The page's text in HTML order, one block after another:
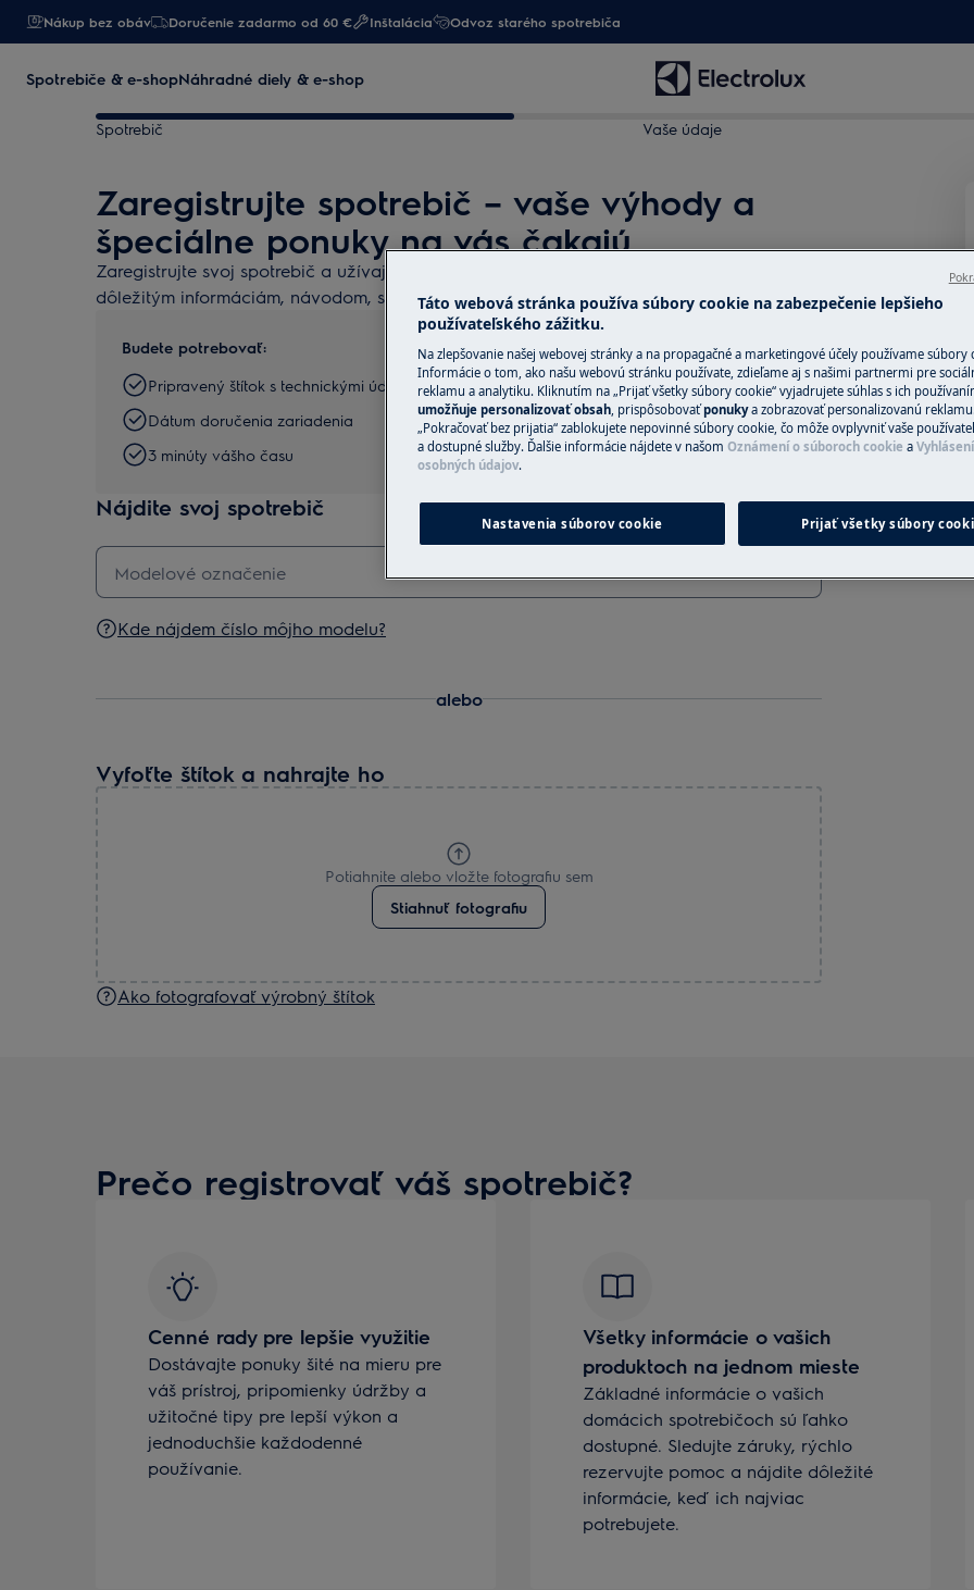
Nákup bez obáv Doručenie zadarmo od 60 € Inštalácia Odvoz starého spotrebiča
Spotrebiče & e-shopNáhradné diely & e-shop
Spotrebič Vaše údaje
Zaregistrujte spotrebič – vaše výhody a
špeciálne ponuky na vás čakajú
Zaregistrujte svoj spotrebič a užívajte si všetky výhody. Registráciou získate prístup k
dôležitým informáciám, návodom, servisným aj poradenským službám.
Budete potrebovať:
Pripravený štítok s technickými údajmi o spotrebiči
Dátum doručenia zariadenia
3 minúty vášho času
Nájdite svoj spotrebič
Kde nájdem číslo môjho modelu?
alebo
Vyfoťte štítok a nahrajte ho
Potiahnite alebo vložte fotografiu sem
Stiahnuť fotografiu
Ako fotografovať výrobný štítok
Prečo registrovať váš spotrebič?
Cenné rady pre lepšie využitie
Dostávajte ponuky šité na mieru pre
váš prístroj, pripomienky údržby a
užitočné tipy pre lepší výkon a
jednoduchšie každodenné
používanie.
Všetky informácie o vašich
produktoch na jednom mieste
Základné informácie o vašich
domácich spotrebičoch sú ľahko
dostupné. Sledujte záruky, rýchlo
rezervujte pomoc a nájdite dôležité
informácie, keď ich najviac
potrebujete.
Táto webová stránka používa súbory cookie na zabezpečenie lepšieho
používateľského zážitku.
Na zlepšovanie našej webovej stránky a na propagačné a marketingové účely používame súbory
Informácie o tom, ako našu webovú stránku používate, zdieľame aj s našimi partnermi pre
reklamu a analytiku. Kliknutím na „Prijať všetky súbory cookie“ vyjadrujete súhlas s ich
umožňuje personalizovať obsah , prispôsobovaťponukya zobrazovať personalizovanú
„Pokračovať bez prijatia“ zablokujete nepovinné súbory cookie, čo môže ovplyvniť vaše
a dostupné služby. Ďalšie informácie nájdete v našom Oznámení o súboroch cookie a
osobných údajov.
Nastavenia súborov cookie Prijať všetky súbory